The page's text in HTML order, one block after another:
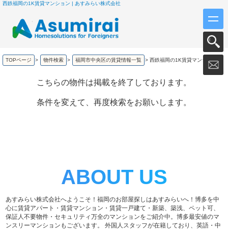
西鉄福岡の1K賃貸マンション | あすみらい株式会社
TOPページ > 物件検索 > 福岡市中央区の賃貸情報一覧 > 西鉄福岡の1K賃貸マンション
こちらの物件は掲載を終了しております。
条件を変えて、再度検索をお願いします。
ABOUT US
あすみらい株式会社へようこそ！福岡のお部屋探しはあすみらいへ！博多を中
心に賃貸アパート・賃貸マンション・賃貸一戸建て・新築、築浅、ペット可、
保証人不要物件・セキュリティ万全のマンションをご紹介中。博多最安値のマ
ンスリーマンションもございます。 外国人スタッフが在籍しており、英語・中